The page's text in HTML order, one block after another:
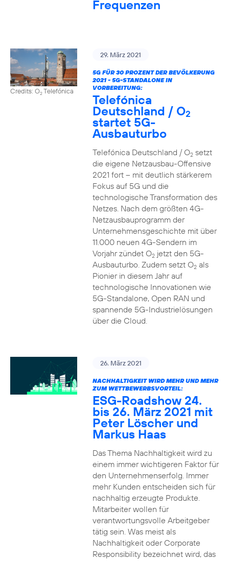
Frequenzen
Credits: O2Telefónica
29. März 2021
5G FÜR 30 PROZENT DER BEVÖLKERUNG
2021 - 5G-STANDALONE IN
VORBEREITUNG:
Telefónica
Deutschland / O2
startet 5G-
Ausbauturbo
Telefónica Deutschland / O2setzt
die eigene Netzausbau-Offensive
2021 fort – mit deutlich stärkerem
Fokus auf 5G und die
technologische Transformation des
Netzes. Nach dem größten 4G-
Netzausbauprogramm der
Unternehmensgeschichte mit über
11.000 neuen 4G-Sendern im
Vorjahr zündet O2jetzt den 5G-
Ausbauturbo. Zudem setzt O2als
Pionier in diesem Jahr auf
technologische Innovationen wie
5G-Standalone, Open RAN und
spannende 5G-Industrielösungen
über die Cloud.
26. März 2021
NACHHALTIGKEIT WIRD MEHR UND MEHR
ZUM WETTBEWERBSVORTEIL:
ESG-Roadshow 24.
bis 26. März 2021 mit
Peter Löscher und
Markus Haas
Das Thema Nachhaltigkeit wird zu
einem immer wichtigeren Faktor für
den Unternehmenserfolg. Immer
mehr Kunden entscheiden sich für
nachhaltig erzeugte Produkte.
Mitarbeiter wollen für
verantwortungsvolle Arbeitgeber
tätig sein. Was meist als
Nachhaltigkeit oder Corporate
Responsibility bezeichnet wird, das